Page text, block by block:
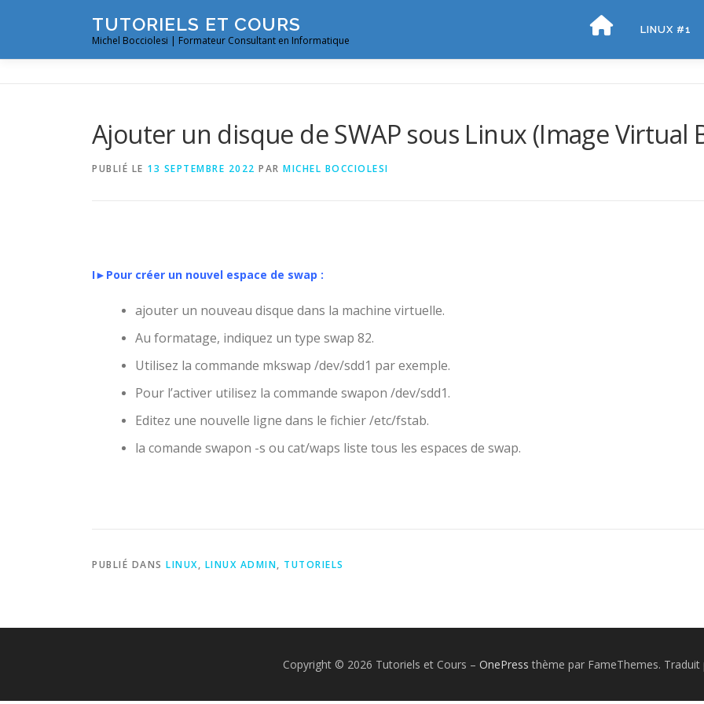
TUTORIELS ET COURS
Michel Bocciolesi | Formateur Consultant en Informatique
LINUX #1
Ajouter un disque de SWAP sous Linux (Image Virtual
PUBLIÉ LE 13 SEPTEMBRE 2022 PAR MICHEL BOCCIOLESI
I►Pour créer un nouvel espace de swap :
ajouter un nouveau disque dans la machine virtuelle.
Au formatage, indiquez un type swap 82.
Utilisez la commande mkswap /dev/sdd1 par exemple.
Pour l’activer utilisez la commande swapon /dev/sdd1.
Editez une nouvelle ligne dans le fichier /etc/fstab.
la comande swapon -s ou cat/waps liste tous les espaces de swap.
PUBLIÉ DANS LINUX, LINUX ADMIN, TUTORIELS
Copyright © 2026 Tutoriels et Cours – OnePress thème par FameThemes. Traduit